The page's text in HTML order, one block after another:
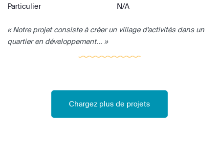
Particulier
N/A
« Notre projet consiste à créer un village d'activités dans un
quartier en développement... »
Chargez plus de projets